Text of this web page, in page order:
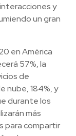
y
un gran
en América
57%, la
de
nube, 184%, y
durante los
más
para compartir